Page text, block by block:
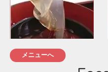
メニューへ